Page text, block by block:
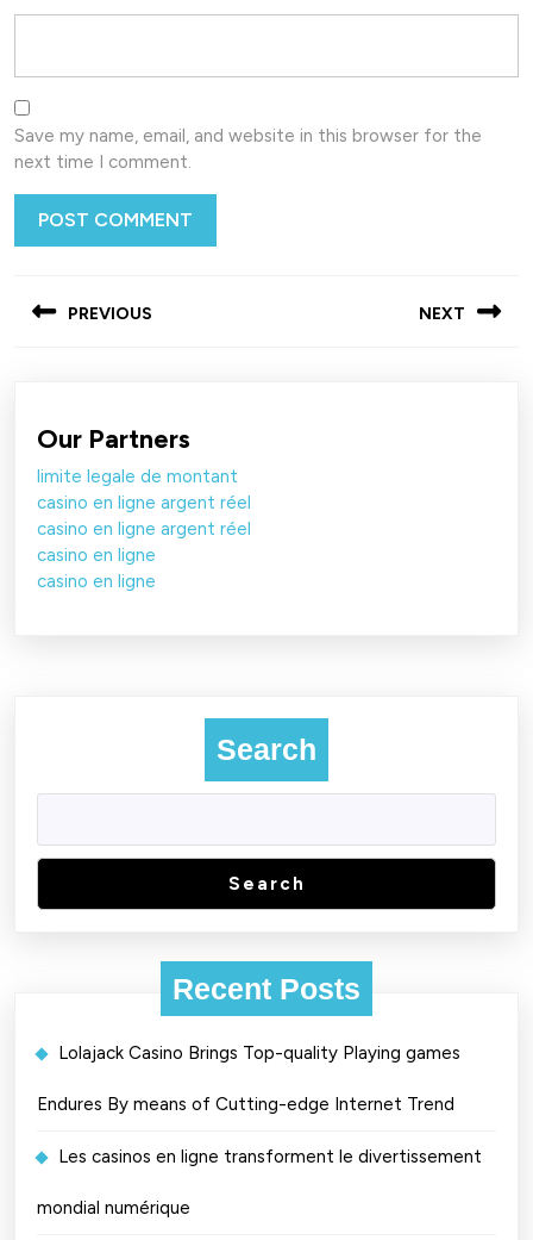
Save my name, email, and website in this browser for the
next time I comment.
navigation
PREVIOUS NEXT
Our Partners
limite legale de montant
casino en ligne argent réel
casino en ligne argent réel
casino en ligne
casino en ligne
Search
Search
Recent Posts
Lolajack Casino Brings Top-quality Playing games
Endures By means of Cutting-edge Internet Trend
Les casinos en ligne transforment le divertissement
mondial numérique